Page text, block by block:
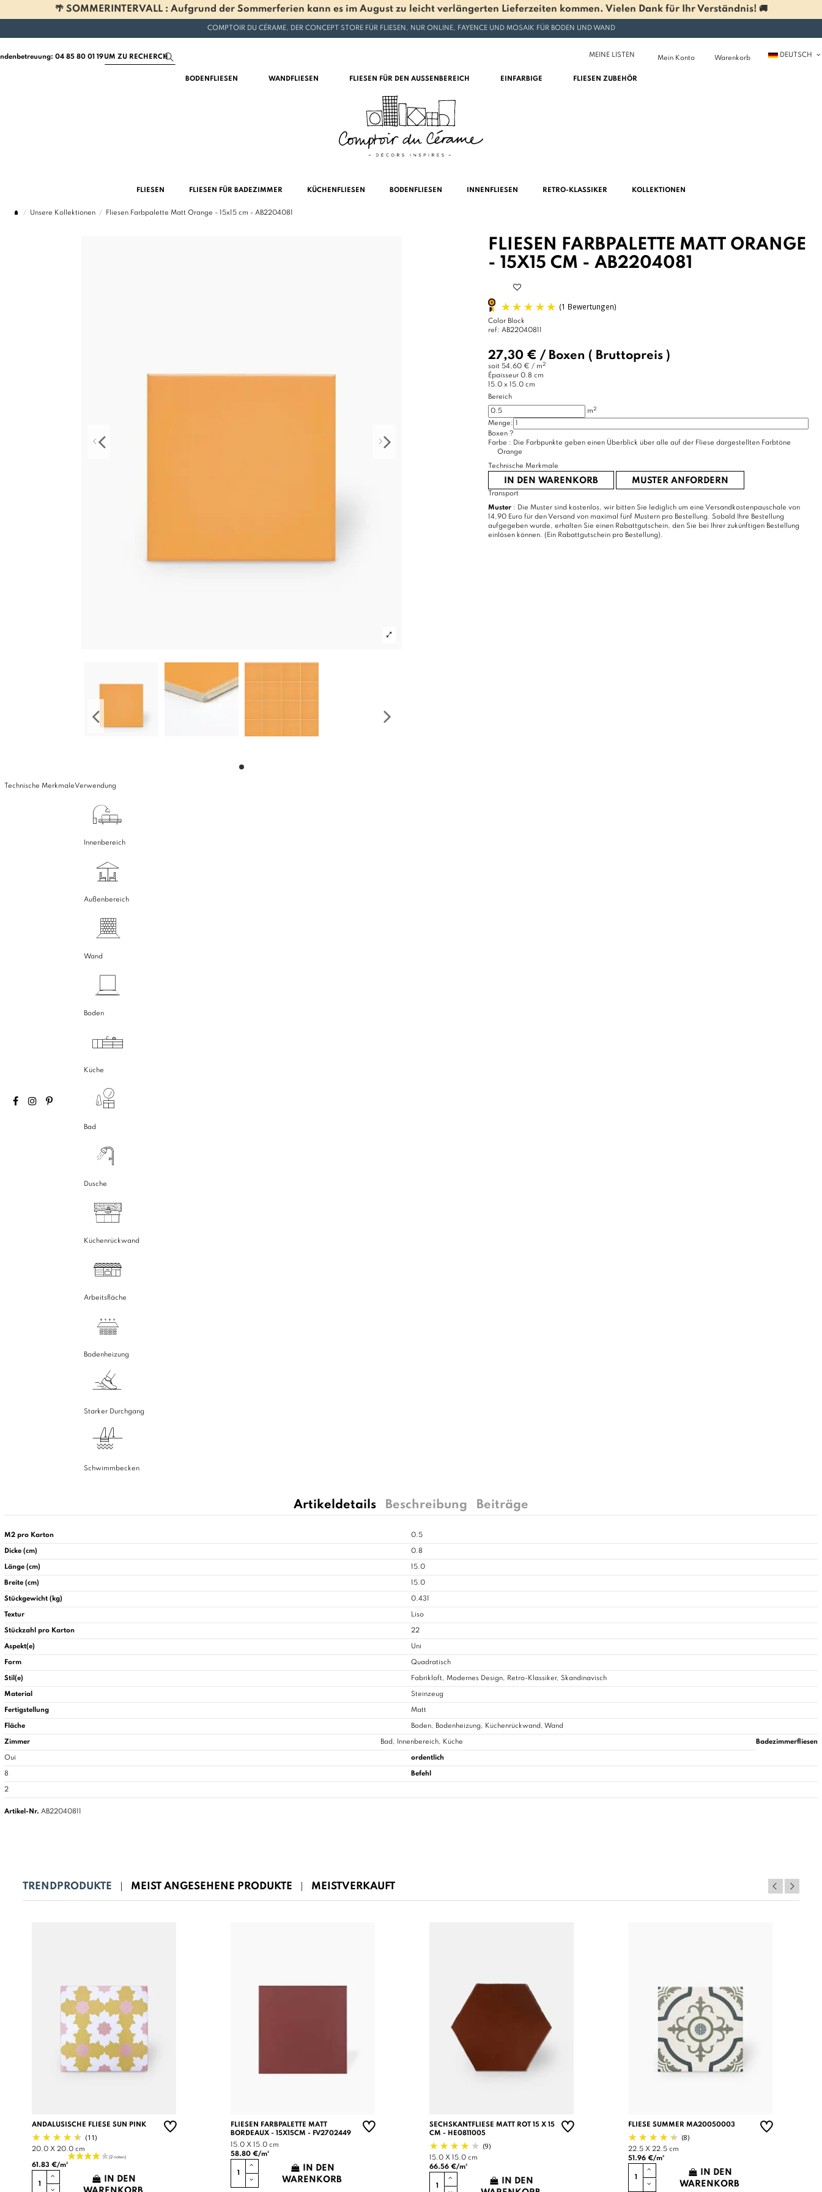
🌴 SOMMERINTERVALL : Aufgrund der Sommerferien kann es im August zu leicht verlängerten Lieferzeiten kommen. Vielen Dank für Ihr Verständnis! 🚚
COMPTOIR DU CÉRAME, DER CONCEPT STORE FÜR FLIESEN, NUR ONLINE, FAYENCE UND MOSAIK FÜR BODEN UND WAND
04 85 80 01 19 MEINE LISTEN Mein Konto Warenkorb DEUTSCH
BODENFLIESEN WANDFLIESEN FLIESEN FÜR DEN AUSSENBEREICH EINFARBIGE FLIESEN ZUBEHÖR
FLIESEN FLIESEN FÜR BADEZIMMER KÜCHENFLIESEN BODENFLIESEN INNENFLIESEN RETRO-KLASSIKER KOLLEKTIONEN
Unsere Kollektionen Fliesen Farbpalette Matt Orange - 15x15 cm - AB2204081
FLIESEN FARBPALETTE MATT ORANGE
- 15X15 CM - AB2204081
(1 Bewertungen)
Color Block
ref: AB22040811
27,30 € / Boxen ( Bruttopreis )
soit 54,60 € / m2
Épaisseur 0.8 cm
15.0 x 15.0 cm
Bereich
m2
Menge:
Boxen ?
Farbe : Die Farbpunkte geben einen Überblick über alle auf der Fliese dargestellten Farbtöne
Orange
Technische Merkmale
IN DEN WARENKORB MUSTER ANFORDERN
Transport
Muster: Die Muster sind kostenlos, wir bitten Sie lediglich um eine Versandkostenpauschale von
14,90 Euro für den Versand von maximal fünf Mustern pro Bestellung. Sobald Ihre Bestellung
aufgegeben wurde, erhalten Sie einen Rabattgutschein, den Sie bei Ihrer zukünftigen Bestellung
einlösen können. (Ein Rabattgutschein pro Bestellung).
Technische MerkmaleVerwendung
Innenbereich
Außenbereich
Wand
Boden
Küche
Bad
Dusche
Küchenrückwand
Arbeitsfläche
Bodenheizung
Starker Durchgang
Schwimmbecken
Artikeldetails Beschreibung Beiträge
M2 pro Karton 0.5
Dicke (cm) 0.8
Länge (cm) 15.0
Breite (cm) 15.0
Stückgewicht (kg) 0.431
Textur Liso
Stückzahl pro Karton 22
Aspekt(e) Uni
Form Quadratisch
Stil(e) Fabrikloft, Modernes Design, Retro-Klassiker, Skandinavisch
Material Steinzeug
Fertigstellung Matt
Fläche Boden, Bodenheizung, Küchenrückwand, Wand
Zimmer Bad, Innenbereich, Küche Badezimmerfliesen
Oui ordentlich
8 Befehl
2
Artikel-Nr. AB22040811
TRENDPRODUKTE MEIST ANGESEHENE PRODUKTE MEISTVERKAUFT
ANDALUSISCHE FLIESE SUN PINK
(11)
20.0 X 20.0 cm
61.83 €/m²
IN DEN
FLIESEN FARBPALETTE MATT
BORDEAUX - 15X15CM - FV2702449
15.0 X 15.0 cm
58.80 €/m²
IN DEN
WARENKORB
SECHSKANTFLIESE MATT ROT 15 X 15
CM - HE0811005
(9)
15.0 X 15.0 cm
66.56 €/m²
IN DEN
FLIESE SUMMER MA20050003
(8)
22.5 X 22.5 cm
51.96 €/m²
IN DEN
WARENKORB